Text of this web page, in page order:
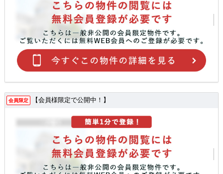
会員限定 【会員様限定で公開中！】